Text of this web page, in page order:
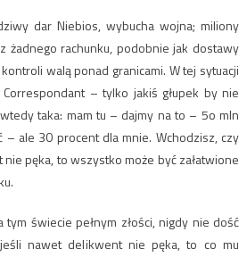
dar Niebios, wybucha wojna; miliony
żadnego rachunku, podobnie jak dostawy
walą ponad granicami. W tej sytuacji
– tylko jakiś głupek by nie
taka: mam tu – dajmy na to – 5o mln
– ale 30 procent dla mnie. Wchodzisz, czy
pęka, to wszystko może być załatwione
tym świecie pełnym złości, nigdy nie dość
nawet delikwent nie pęka, to co mu